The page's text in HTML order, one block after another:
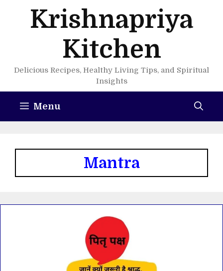
Krishnapriya
Kitchen
Delicious Recipes, Healthy Living Tips, and Spiritual
Insights
Menu
Mantra